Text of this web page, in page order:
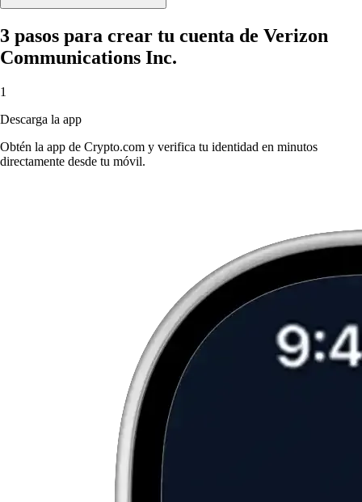
3 pasos para crear tu cuenta de Verizon
Communications Inc.
1
Descarga la app
Obtén la app de Crypto.com y verifica tu identidad en minutos
directamente desde tu móvil.